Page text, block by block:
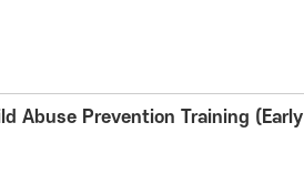
Abuse Prevention Training (Early